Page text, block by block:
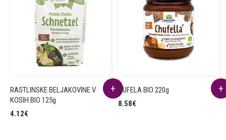
RASTLINSKE BELJAKOVINE V
KOSIH BIO 125g
4.12€
ČUFELA BIO 220g
8.58€